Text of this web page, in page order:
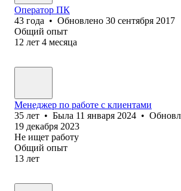
Оператор ПК
43 года • Обновлено 30 сентября 2017
Общий опыт
12 лет 4 месяца
Менеджер по работе с клиентами
35 лет • Была 11 января 2024 •
19 декабря 2023
Не ищет работу
Общий опыт
13 лет